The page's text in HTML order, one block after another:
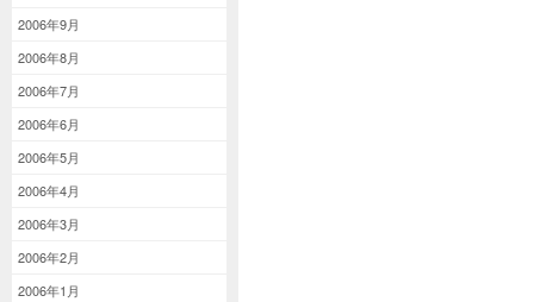
2006年9月
2006年8月
2006年7月
2006年6月
2006年5月
2006年4月
2006年3月
2006年2月
2006年1月